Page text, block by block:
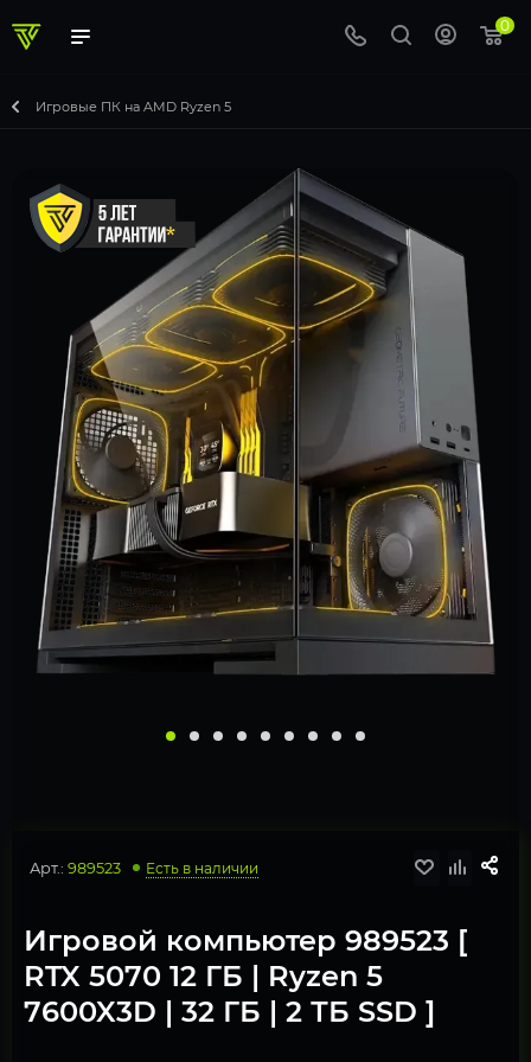
0
Игровые ПК на AMD Ryzen 5
Арт.: 989523 Есть в наличии
Игровой компьютер 989523 [
RTX 5070 12 ГБ | Ryzen 5
7600X3D | 32 ГБ | 2 ТБ SSD ]